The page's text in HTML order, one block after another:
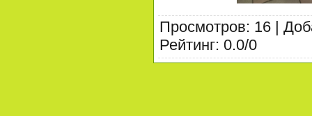
Просмотров: 16 |
Рейтинг: 0.0/0